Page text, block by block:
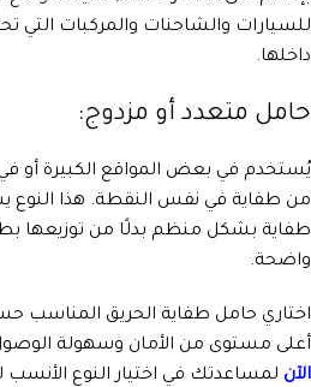
للسيارات والشاحنات والمركبات التي
داخلها.
حامل متعدد أو مزدوج:
يُستخدم في بعض المواقع الكبيرة أو في
من طفاية في نفس النقطة. هذا النوع
طفاية بشكل منظم بدلًا من توزيعها
واضحة.
اختاري حامل طفاية الحريق المناسب
أعلى مستوى من الأمان وسهولة
الآن لمساعدتك في اختيار النوع